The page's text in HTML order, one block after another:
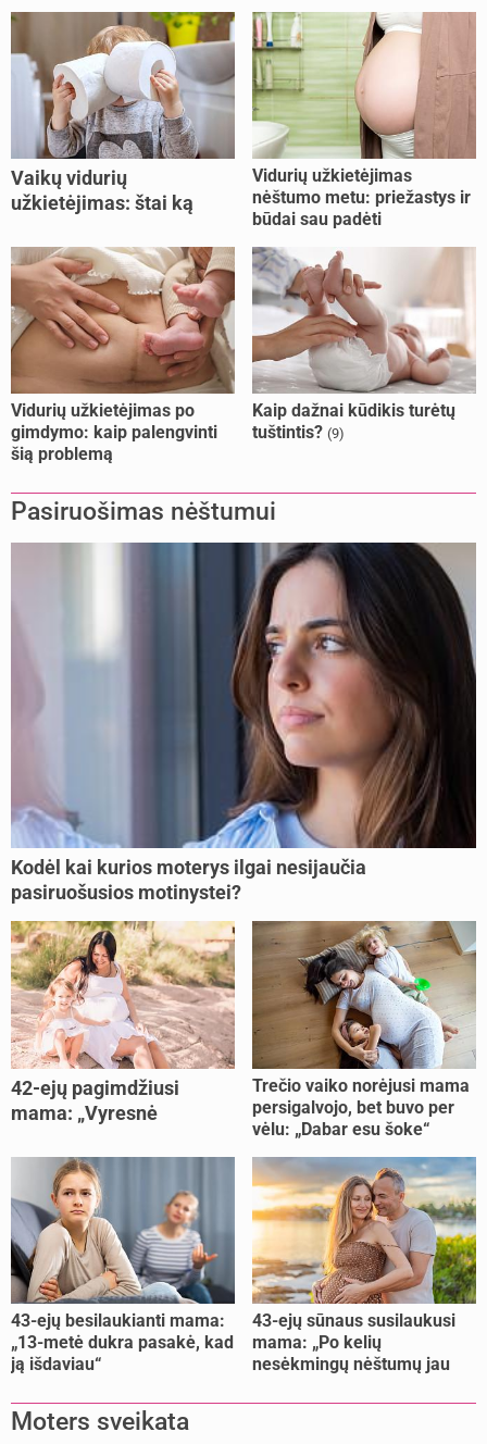
Vaikų vidurių
užkietėjimas: štai ką
Vidurių užkietėjimas
nėštumo metu: priežastys ir
būdai sau padėti
Vidurių užkietėjimas po
gimdymo: kaip palengvinti
šią problemą
Kaip dažnai kūdikis turėtų
tuštintis? (9)
Pasiruošimas nėštumui
Kodėl kai kurios moterys ilgai nesijaučia
pasiruošusios motinystei?
42-ejų pagimdžiusi
mama: „Vyresnė
lengviau“
Trečio vaiko norėjusi mama
persigalvojo, bet buvo per
vėlu: „Dabar esu šoke“
43-ejų besilaukianti mama:
„13-metė dukra pasakė, kad
ją išdaviau“
43-ejų sūnaus susilaukusi
mama: „Po kelių
nesėkmingų nėštumų jau
Moters sveikata